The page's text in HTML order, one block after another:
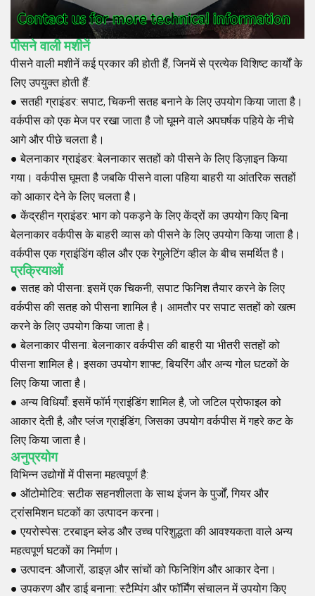
पीसने वाली मशीनें
पीसने वाली मशीनें कई प्रकार की होती हैं, जिनमें से प्रत्येक विशिष्ट कार्यों के
लिए उपयुक्त होती हैं:
●सतही ग्राइंडर: सपाट, चिकनी सतह बनाने के लिए उपयोग किया जाता है।
वर्कपीस को एक मेज पर रखा जाता है जो घूमने वाले अपघर्षक पहिये के नीचे
आगे और पीछे चलता है।
●बेलनाकार ग्राइंडर: बेलनाकार सतहों को पीसने के लिए डिज़ाइन किया
गया। वर्कपीस घूमता है जबकि पीसने वाला पहिया बाहरी या आंतरिक सतहों
को आकार देने के लिए चलता है।
●केंद्रहीन ग्राइंडर: भाग को पकड़ने के लिए केंद्रों का उपयोग किए बिना
बेलनाकार वर्कपीस के बाहरी व्यास को पीसने के लिए उपयोग किया जाता है।
वर्कपीस एक ग्राइंडिंग व्हील और एक रेगुलेटिंग व्हील के बीच समर्थित है।
प्रक्रियाओं
●सतह को पीसना: इसमें एक चिकनी, सपाट फिनिश तैयार करने के लिए
वर्कपीस की सतह को पीसना शामिल है। आमतौर पर सपाट सतहों को खत्म
करने के लिए उपयोग किया जाता है।
●बेलनाकार पीसना: बेलनाकार वर्कपीस की बाहरी या भीतरी सतहों को
पीसना शामिल है। इसका उपयोग शाफ्ट, बियरिंग और अन्य गोल घटकों के
लिए किया जाता है।
● अन्य विधियाँ: इसमें फॉर्म ग्राइंडिंग शामिल है, जो जटिल प्रोफाइल को
आकार देती है, और प्लंज ग्राइंडिंग, जिसका उपयोग वर्कपीस में गहरे कट के
लिए किया जाता है।
अनुप्रयोग
विभिन्न उद्योगों में पीसना महत्वपूर्ण है:
● ऑटोमोटिव: सटीक सहनशीलता के साथ इंजन के पुर्जों, गियर और
ट्रांसमिशन घटकों का उत्पादन करना।
●एयरोस्पेस: टरबाइन ब्लेड और उच्च परिशुद्धता की आवश्यकता वाले अन्य
महत्वपूर्ण घटकों का निर्माण।
●उत्पादन: औजारों, डाइज़ और सांचों को फिनिशिंग और आकार देना।
●उपकरण और डाई बनाना: स्टैम्पिंग और फॉर्मिंग संचालन में उपयोग किए